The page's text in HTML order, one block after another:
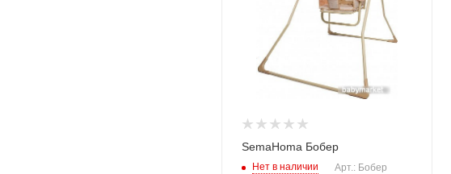
SemaHoma Бобер
Нет в наличии Арт.: Бобер